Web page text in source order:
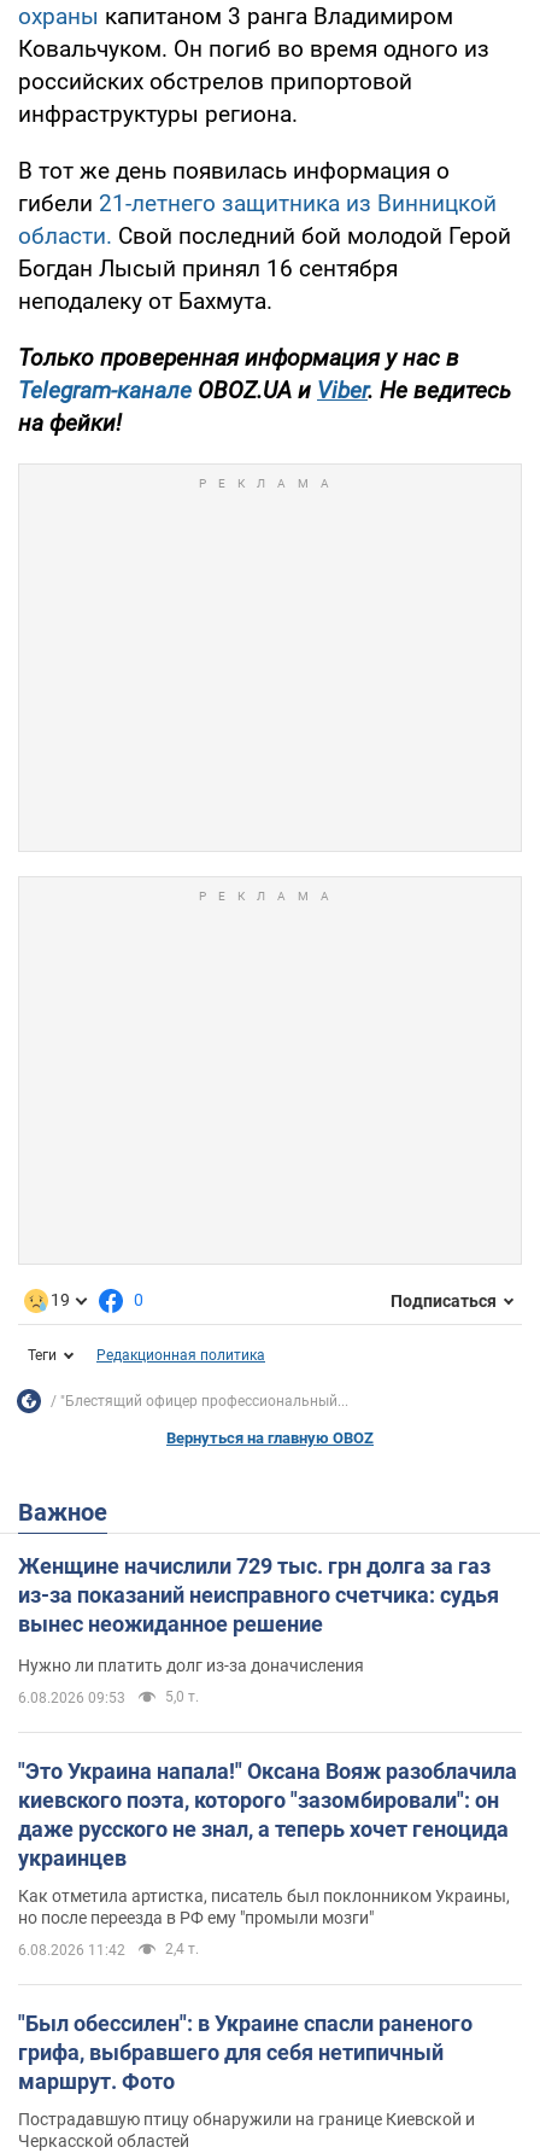
охраны капитаном 3 ранга Владимиром
Ковальчуком. Он погиб во время одного из
российских обстрелов припортовой
инфраструктуры региона.
В тот же день появилась информация о
гибели 21-летнего защитника из Винницкой
области. Свой последний бой молодой Герой
Богдан Лысый принял 16 сентября
неподалеку от Бахмута.
Только проверенная информация у нас в
Telegram-канале OBOZ.UA и Viber. Не ведитесь
на фейки!
19 0 Подписаться
Теги Редакционная политика
"Блестящий офицер профессиональный...
Вернуться на главную OBOZ
Важное
Женщине начислили 729 тыс. грн долга за газ
из-за показаний неисправного счетчика: судья
вынес неожиданное решение
Нужно ли платить долг из-за доначисления
6.08.2026 09:53 5,0 т.
"Это Украина напала!" Оксана Вояж разоблачила
киевского поэта, которого "зазомбировали": он
даже русского не знал, а теперь хочет геноцида
украинцев
Как отметила артистка, писатель был поклонником Украины,
но после переезда в РФ ему "промыли мозги"
6.08.2026 11:42 2,4 т.
"Был обессилен": в Украине спасли раненого
грифа, выбравшего для себя нетипичный
маршрут. Фото
Пострадавшую птицу обнаружили на границе Киевской и
Черкасской областей